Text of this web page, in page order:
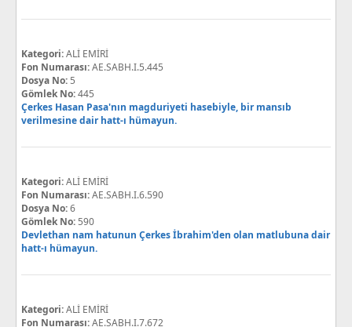
Kategori:ALİ EMİRİ
Fon Numarası:AE.SABH.I.5.445
Dosya No: 5
Gömlek No:445
Çerkes Hasan Pasa'nın magduriyeti hasebiyle, bir mansıb
verilmesine dair hatt-ı hümayun.
Kategori:ALİ EMİRİ
Fon Numarası:AE.SABH.I.6.590
Dosya No:6
Gömlek No: 590
Devlethan nam hatunun Çerkes İbrahim'den olan matlubuna dair
hatt-ı hümayun.
Kategori:ALİ EMİRİ
Fon Numarası:AE.SABH.I.7.672